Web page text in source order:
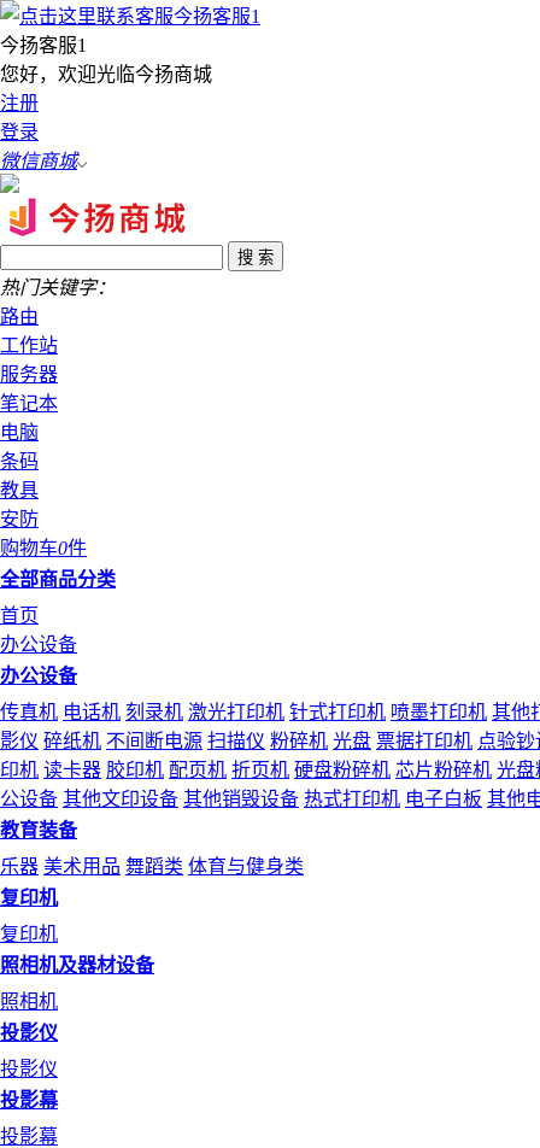
今扬客服1
您好，欢迎光临今扬商城
注册
登录
微信商城
热门关键字：
路由
工作站
服务器
笔记本
电脑
条码
教具
安防
购物车0件
全部商品分类
首页
办公设备
办公设备
传真机 电话机 刻录机 激光打印机 针式打印机 喷墨打印机 其他
影仪 碎纸机 不间断电源 扫描仪 粉碎机 光盘 票据打印机 点验钞
印机 读卡器 胶印机 配页机 折页机 硬盘粉碎机 芯片粉碎机 光盘
公设备 其他文印设备 其他销毁设备 热式打印机 电子白板 其他
教育装备
乐器 美术用品 舞蹈类 体育与健身类
复印机
复印机
照相机及器材设备
照相机
投影仪
投影仪
投影幕
投影幕